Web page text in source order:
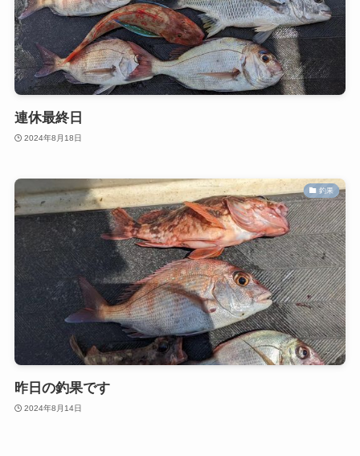
連休最終日
2024年8月18日
釣果
昨日の釣果です
2024年8月14日